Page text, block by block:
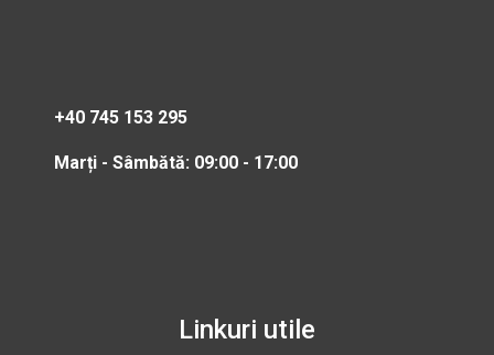
+40 745 153 295
Marți - Sâmbătă: 09:00 - 17:00
Linkuri utile